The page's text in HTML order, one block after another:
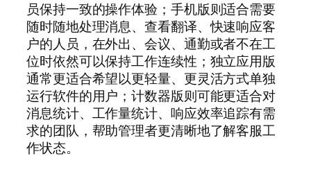
员保持一致的操作体验；手机版则适合需要
随时随地处理消息、查看翻译、快速响应客
户的人员，在外出、会议、通勤或者不在工
位时依然可以保持工作连续性；独立应用版
通常更适合希望以更轻量、更灵活方式单独
运行软件的用户；计数器版则可能更适合对
消息统计、工作量统计、响应效率追踪有需
求的团队，帮助管理者更清晰地了解客服工
作状态。